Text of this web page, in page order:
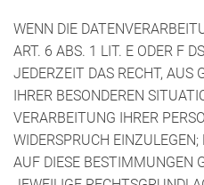
WENN DIE
ART. 6 ABS. 1 LIT. E ODER F
JEDERZEIT DAS RECHT, AUS
IHRER BESONDEREN
VERARBEITUNG IHRER
WIDERSPRUCH
AUF DIESE BESTIMMUNGEN